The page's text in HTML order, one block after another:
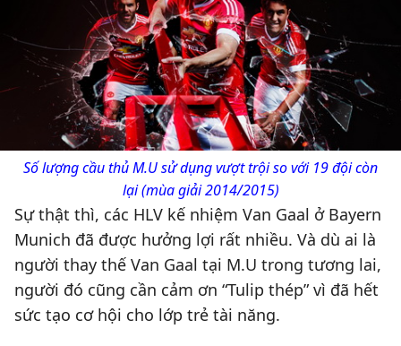
Số lượng cầu thủ M.U sử dụng vượt trội so với 19 đội còn
lại (mùa giải 2014/2015)
Sự thật thì, các HLV kế nhiệm Van Gaal ở Bayern
Munich đã được hưởng lợi rất nhiều. Và dù ai là
người thay thế Van Gaal tại M.U trong tương lai,
người đó cũng cần cảm ơn “Tulip thép” vì đã hết
sức tạo cơ hội cho lớp trẻ tài năng.